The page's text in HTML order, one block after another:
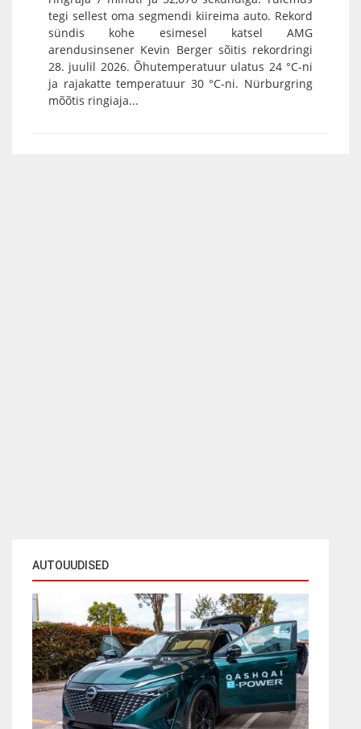
AUTOUUDISED
tegi sellest oma segmendi kiireima auto. Rekord
sündis kohe esimesel katsel AMG
arendusinsener Kevin Berger sõitis rekordringi
28. juulil 2026. Õhutemperatuur ulatus 24 °C-ni
ja rajakatte temperatuur 30 °C-ni. Nürburgring
mõõtis ringiaja...